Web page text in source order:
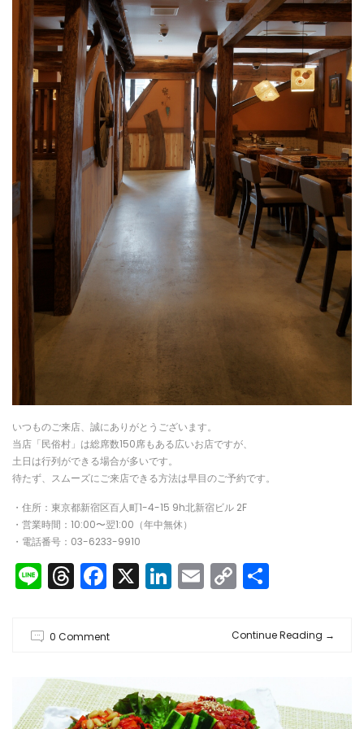
いつものご来店、誠にありがとうございます。
当店「民俗村」は総席数150席もある広いお店ですが、
土日は行列ができる場合が多いです。
待たず、スムーズにご来店できる方法は早目のご予約です。
・住所：東京都新宿区百人町1-4-15 9h北新宿ビル 2F
・営業時間：10:00〜翌1:00（年中無休）
・電話番号：03-6233-9910
LineThreads
Facebook
X LinkedIn
Email
Copy
0 Comment Continue Reading →